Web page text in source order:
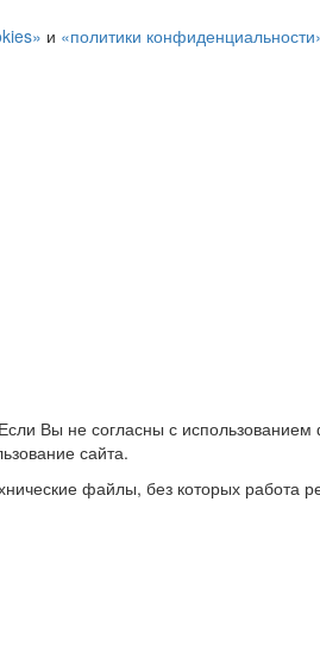
и «политики
Вы не согласны с
сайта.
файлы, без которых работа